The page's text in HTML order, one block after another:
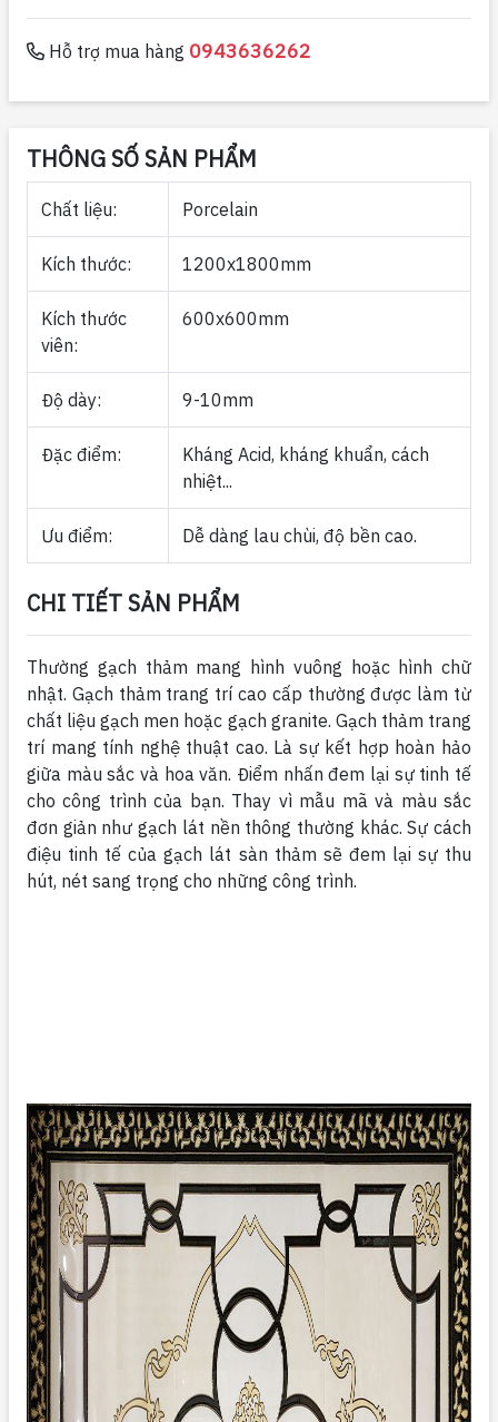
Hỗ trợ mua hàng 0943636262
THÔNG SỐ SẢN PHẨM
Chất liệu: Porcelain
Kích thước: 1200x1800mm
Kích thước
viên:
600x600mm
Độ dày: 9-10mm
Đặc điểm:
Kháng Acid, kháng khuẩn, cách
nhiệt...
Ưu điểm: Dễ dàng lau chùi, độ bền cao.
CHI TIẾT SẢN PHẨM
Thường gạch thảm mang hình vuông hoặc hình chữ
nhật. Gạch thảm trang trí cao cấp thường được làm từ
chất liệu gạch men hoặc gạch granite. Gạch thảm trang
trí mang tính nghệ thuật cao. Là sự kết hợp hoàn hảo
giữa màu sắc và hoa văn. Điểm nhấn đem lại sự tinh tế
cho công trình của bạn. Thay vì mẫu mã và màu sắc
đơn giản như gạch lát nền thông thường khác. Sự cách
điệu tinh tế của gạch lát sàn thảm sẽ đem lại sự thu
hút, nét sang trọng cho những công trình.